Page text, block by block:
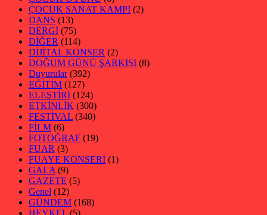
ÇOCUK SANAT KAMPI (2)
DANS (13)
DERGİ (75)
DİĞER (114)
DİJİTAL KONSER (2)
DOĞUM GÜNÜ ŞARKISI (8)
Duyurular(392)
EĞİTİM (127)
ELEŞTİRİ (124)
ETKİNLİK (300)
FESTİVAL (340)
FİLM (6)
FOTOĞRAF (19)
FUAR (3)
FUAYE KONSERİ (1)
GALA (9)
GAZETE (5)
Genel (12)
GÜNDEM (168)
HEYKEL (5)